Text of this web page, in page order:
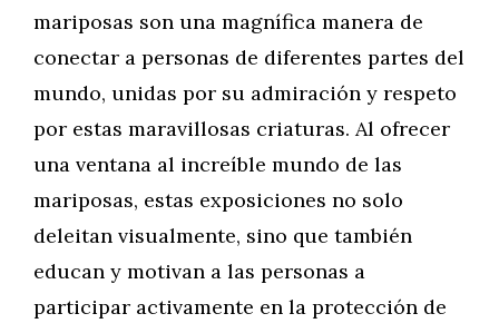
mariposas son una magnífica manera de
conectar a personas de diferentes partes del
mundo, unidas por su admiración y respeto
por estas maravillosas criaturas. Al ofrecer
una ventana al increíble mundo de las
mariposas, estas exposiciones no solo
deleitan visualmente, sino que también
educan y motivan a las personas a
participar activamente en la protección de